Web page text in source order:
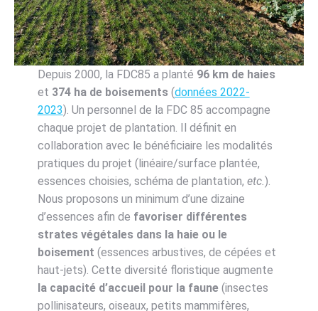
Depuis 2000, la FDC85 a planté 96 km de haies
et 374 ha de boisements (données 2022-
2023). Un personnel de la FDC 85 accompagne
chaque projet de plantation. Il définit en
collaboration avec le bénéficiaire les modalités
pratiques du projet (linéaire/surface plantée,
essences choisies, schéma de plantation, etc.).
Nous proposons un minimum d’une dizaine
d’essences afin de favoriser différentes
strates végétales dans la haie ou le
boisement (essences arbustives, de cépées et
haut-jets). Cette diversité floristique augmente
la capacité d’accueil pour la faune (insectes
pollinisateurs, oiseaux, petits mammifères,